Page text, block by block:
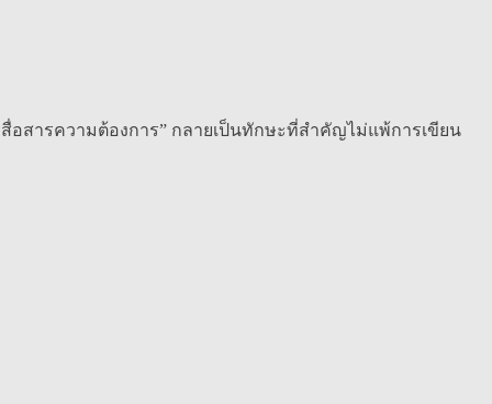
สารความต้องการ” กลายเป็นทักษะที่สำคัญไม่แพ้การเขียน